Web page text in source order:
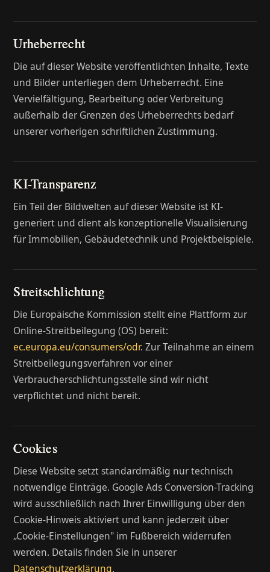
Urheberrecht
Die auf dieser Website veröffentlichten Inhalte, Texte
und Bilder unterliegen dem Urheberrecht. Eine
Vervielfältigung, Bearbeitung oder Verbreitung
außerhalb der Grenzen des Urheberrechts bedarf
unserer vorherigen schriftlichen Zustimmung.
KI-Transparenz
Ein Teil der Bildwelten auf dieser Website ist KI-
generiert und dient als konzeptionelle Visualisierung
für Immobilien, Gebäudetechnik und Projektbeispiele.
Streitschlichtung
Die Europäische Kommission stellt eine Plattform zur
Online-Streitbeilegung (OS) bereit:
ec.europa.eu/consumers/odr. Zur Teilnahme an einem
Streitbeilegungsverfahren vor einer
Verbraucherschlichtungsstelle sind wir nicht
verpflichtet und nicht bereit.
Cookies
Diese Website setzt standardmäßig nur technisch
notwendige Einträge. Google Ads Conversion-Tracking
wird ausschließlich nach Ihrer Einwilligung über den
Cookie-Hinweis aktiviert und kann jederzeit über
„Cookie-Einstellungen" im Fußbereich widerrufen
werden. Details finden Sie in unserer
Datenschutzerklärung.